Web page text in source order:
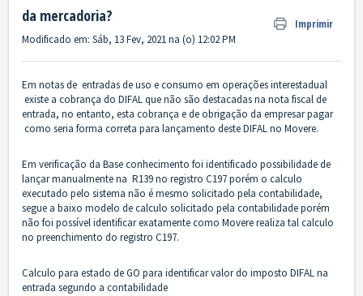
da mercadoria?
Imprimir
Modificado em: Sáb, 13 Fev, 2021 na (o) 12:02 PM
Em notas de entradas de uso e consumo em operações interestadual
existe a cobrança do DIFAL que não são destacadas na nota fiscal de
entrada, no entanto, esta cobrança e de obrigação da empresar pagar
como seria forma correta para lançamento deste DIFAL no Movere.
Em verificação da Base conhecimento foi identificado possibilidade de
lançar manualmente na R139 no registro C197 porém o calculo
executado pelo sistema não é mesmo solicitado pela contabilidade,
segue a baixo modelo de calculo solicitado pela contabilidade porém
não foi possível identificar exatamente como Movere realiza tal calculo
no preenchimento do registro C197.
Calculo para estado de GO para identificar valor do imposto DIFAL na
entrada segundo a contabilidade